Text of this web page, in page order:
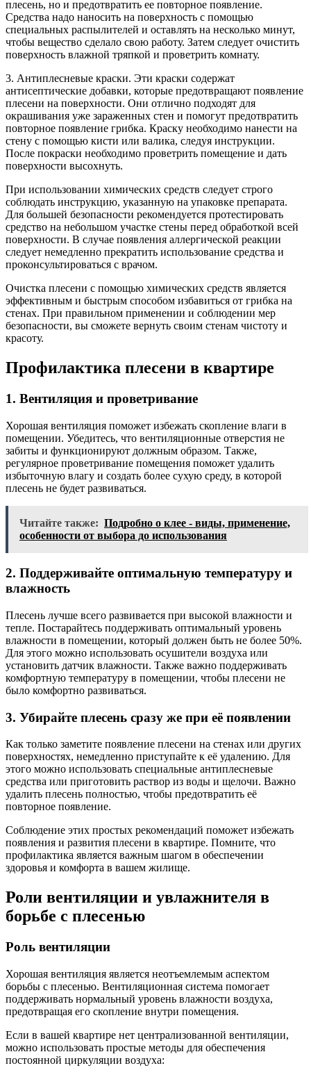
плесень, но и предотвратить ее повторное появление.
Средства надо наносить на поверхность с помощью
специальных распылителей и оставлять на несколько минут,
чтобы вещество сделало свою работу. Затем следует очистить
поверхность влажной тряпкой и проветрить комнату.
3. Антиплесневые краски. Эти краски содержат
антисептические добавки, которые предотвращают появление
плесени на поверхности. Они отлично подходят для
окрашивания уже зараженных стен и помогут предотвратить
повторное появление грибка. Краску необходимо нанести на
стену с помощью кисти или валика, следуя инструкции.
После покраски необходимо проветрить помещение и дать
поверхности высохнуть.
При использовании химических средств следует строго
соблюдать инструкцию, указанную на упаковке препарата.
Для большей безопасности рекомендуется протестировать
средство на небольшом участке стены перед обработкой всей
поверхности. В случае появления аллергической реакции
следует немедленно прекратить использование средства и
проконсультироваться с врачом.
Очистка плесени с помощью химических средств является
эффективным и быстрым способом избавиться от грибка на
стенах. При правильном применении и соблюдении мер
безопасности, вы сможете вернуть своим стенам чистоту и
красоту.
Профилактика плесени в квартире
1. Вентиляция и проветривание
Хорошая вентиляция поможет избежать скопление влаги в
помещении. Убедитесь, что вентиляционные отверстия не
забиты и функционируют должным образом. Также,
регулярное проветривание помещения поможет удалить
избыточную влагу и создать более сухую среду, в которой
плесень не будет развиваться.
Читайте также: Подробно о клее - виды, применение,
особенности от выбора до использования
2. Поддерживайте оптимальную температуру и
влажность
Плесень лучше всего развивается при высокой влажности и
тепле. Постарайтесь поддерживать оптимальный уровень
влажности в помещении, который должен быть не более 50%.
Для этого можно использовать осушители воздуха или
установить датчик влажности. Также важно поддерживать
комфортную температуру в помещении, чтобы плесени не
было комфортно развиваться.
3. Убирайте плесень сразу же при её появлении
Как только заметите появление плесени на стенах или других
поверхностях, немедленно приступайте к её удалению. Для
этого можно использовать специальные антиплесневые
средства или приготовить раствор из воды и щелочи. Важно
удалить плесень полностью, чтобы предотвратить её
повторное появление.
Соблюдение этих простых рекомендаций поможет избежать
появления и развития плесени в квартире. Помните, что
профилактика является важным шагом в обеспечении
здоровья и комфорта в вашем жилище.
Роли вентиляции и увлажнителя в
борьбе с плесенью
Роль вентиляции
Хорошая вентиляция является неотъемлемым аспектом
борьбы с плесенью. Вентиляционная система помогает
поддерживать нормальный уровень влажности воздуха,
предотвращая его скопление внутри помещения.
Если в вашей квартире нет централизованной вентиляции,
можно использовать простые методы для обеспечения
постоянной циркуляции воздуха: